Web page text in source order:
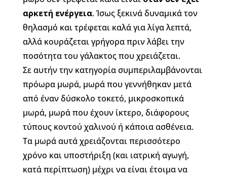
αρκετή ενέργεια. Ίσως ξεκινά δυναμικά τον
θηλασμό και τρέφεται καλά για λίγα λεπτά,
αλλά κουράζεται γρήγορα πριν λάβει την
ποσότητα του γάλακτος που χρειάζεται.
Σε αυτήν την κατηγορία συμπεριλαμβάνονται
πρόωρα μωρά, μωρά που γεννήθηκαν μετά
από έναν δύσκολο τοκετό, μικροσκοπικά
μωρά, μωρά που έχουν ίκτερο, διάφορους
τύπους κοντού χαλινού ή κάποια ασθένεια.
Τα μωρά αυτά χρειάζονται περισσότερο
χρόνο και υποστήριξη (και ιατρική αγωγή,
κατά περίπτωση) μέχρι να είναι έτοιμα να